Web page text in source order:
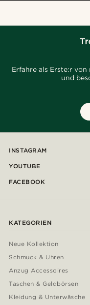
Erfahre als Erste:r
und
INSTAGRAM
YOUTUBE
FACEBOOK
KATEGORIEN
Neue Kollektion
Schmuck & Uhren
Anzug Accessoires
Taschen & Geldbörsen
Kleidung & Unterwäsche